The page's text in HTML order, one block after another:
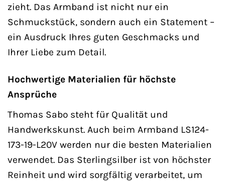
zieht. Das Armband ist nicht nur ein
Schmuckstück, sondern auch ein Statement –
ein Ausdruck Ihres guten Geschmacks und
Ihrer Liebe zum Detail.
Hochwertige Materialien für höchste
Ansprüche
Thomas Sabo steht für Qualität und
Handwerkskunst. Auch beim Armband LS124-
173-19-L20V werden nur die besten Materialien
verwendet. Das Sterlingsilber ist von höchster
Reinheit und wird sorgfältig verarbeitet, um